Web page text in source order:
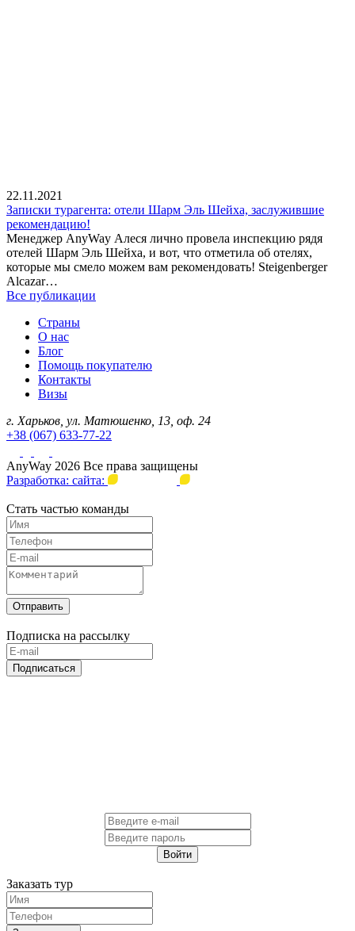
22.11.2021
Записки турагента: отели Шарм Эль Шейха, заслужившие
рекомендацию!
Менеджер AnyWay Алеся лично провела инспекцию рядя
отелей Шарм Эль Шейха, и вот, что отметила об отелях,
которые мы смело можем вам рекомендовать! Steigenberger
Alcazar…
Все публикации
Страны
О нас
Блог
Помощь покупателю
Контакты
Визы
г. Харьков, ул. Матюшенко, 13, оф. 24
+38 (067) 633-77-22
AnyWay 2026 Все права защищены
Разработка: сайта:
Стать частью команды
Отправить
Подписка на рассылку
Подписаться
Войти
Заказать тур